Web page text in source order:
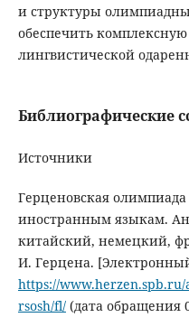
и структуры
обеспечить
лингвистической
Библиографические
Источники
Герценовская
иностранным языкам.
китайский, немецкий,
И. Герцена.
https://
rsosh/fl/(дата обращения